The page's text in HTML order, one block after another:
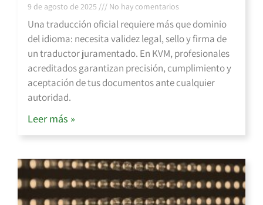
9 de agosto de 2025 No hay comentarios
Una traducción oficial requiere más que dominio
del idioma: necesita validez legal, sello y firma de
un traductor juramentado. En KVM, profesionales
acreditados garantizan precisión, cumplimiento y
aceptación de tus documentos ante cualquier
autoridad.
Leer más »